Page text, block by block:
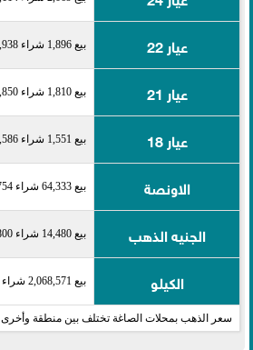
عيار 22 بيع 1,896 شراء 1,938
عيار 21 بيع 1,810 شراء 1,850
عيار 18 بيع 1,551 شراء 1,586
الاونصة بيع 64,333 شراء 65,754
الجنيه الذهب بيع 14,480 شراء 14,800
الكيلو بيع 2,068,571 شراء 2,114,286
سعر الذهب بمحلات الصاغة تختلف بين منطقة وأخرى